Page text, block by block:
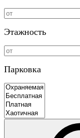
Этажность
Парковка